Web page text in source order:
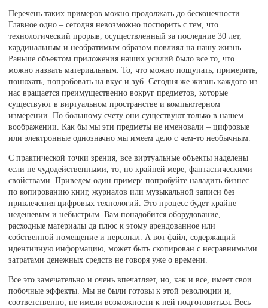
Перечень таких примеров можно продолжать до бесконечности.
Главное одно – сегодня невозможно поспорить с тем, что
технологический прорыв, осуществленный за последние 30 лет,
кардинальным и необратимым образом повлиял на нашу жизнь.
Раньше объектом приложения наших усилий было все то, что
можно назвать материальным. То, что можно пощупать, примерить,
понюхать, попробовать на вкус и зуб. Сегодня же жизнь каждого из
нас вращается преимущественно вокруг предметов, которые
существуют в виртуальном пространстве и компьютерном
измерении. По большому счету они существуют только в нашем
воображении. Как бы мы эти предметы не именовали – цифровые
или электронные однозначно мы имеем дело с чем-то необычным.
С практической точки зрения, все виртуальные объекты наделены
если не чудодейственными, то, по крайней мере, фантастическими
свойствами. Приведем один пример: попробуйте наладить бизнес
по копированию книг, журналов или музыкальной записи без
привлечения цифровых технологий. Это процесс будет крайне
недешевым и небыстрым. Вам понадобится оборудование,
расходные материалы да плюс к этому арендованное или
собственной помещение и персонал. А вот файл, содержащий
идентичную информацию, может быть скопирован с несравнимыми
затратами денежных средств не говоря уже о времени.
Все это замечательно и очень впечатляет, но, как и все, имеет свои
побочные эффекты. Мы не были готовы к этой революции и,
соответственно, не имели возможности к ней подготовиться. Весь